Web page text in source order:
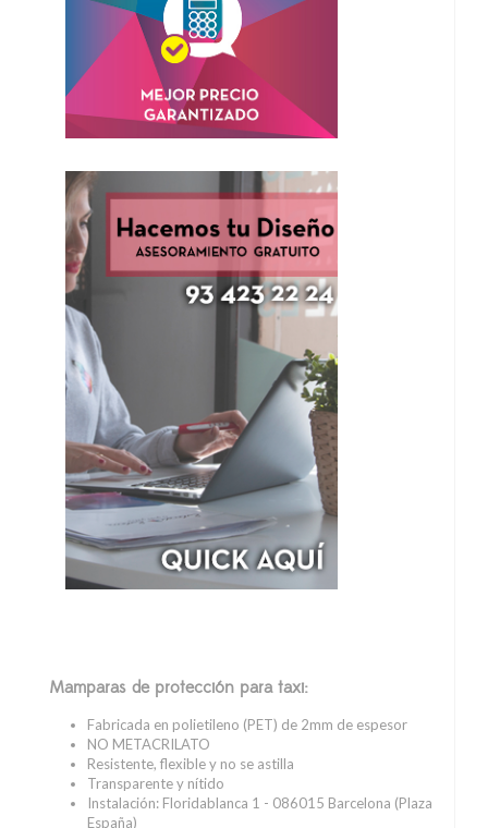
Mamparas de protección para taxi:
Fabricada en polietileno (PET) de 2mm de espesor
NO METACRILATO
Resistente, flexible y no se astilla
Transparente y nítido
Instalación: Floridablanca 1 - 086015 Barcelona (Plaza
España)